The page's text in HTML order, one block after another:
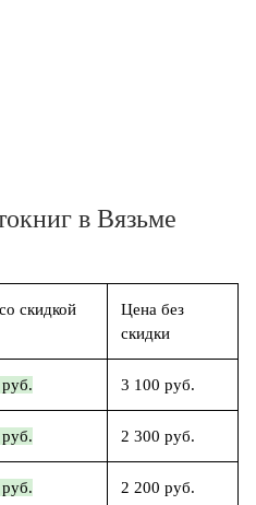
в Вязьме
скидкой
Цена без
скидки
3 100 руб.
2 300 руб.
2 200 руб.